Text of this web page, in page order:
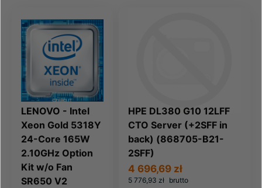
LENOVO - Intel
Xeon Gold 5318Y
24-Core 165W
2.10GHz Option
Kit w/o Fan
SR650 V2
HPE DL380 G10 12LFF
CTO Server (+2SFF in
back) (868705-B21-
2SFF)
5 776,93 zł brutto
4 696,69 zł